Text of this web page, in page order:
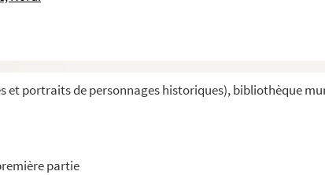
et portraits de personnages historiques), bibliothèque
partie